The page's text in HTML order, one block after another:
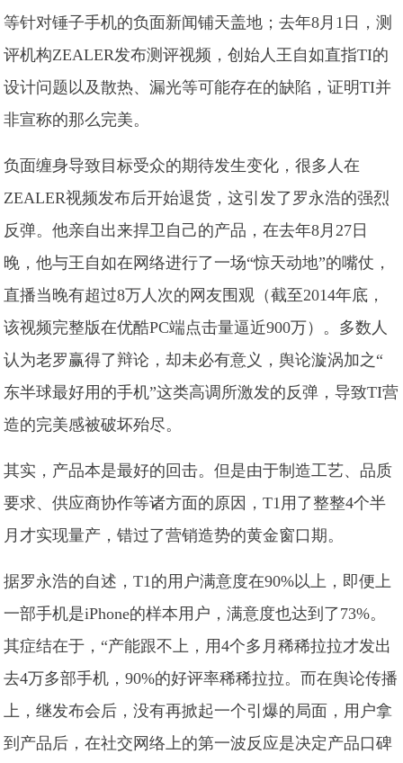
等针对锤子手机的负面新闻铺天盖地；去年8月1日，测
评机构ZEALER发布测评视频，创始人王自如直指TI的
设计问题以及散热、漏光等可能存在的缺陷，证明TI并
非宣称的那么完美。
负面缠身导致目标受众的期待发生变化，很多人在
ZEALER视频发布后开始退货，这引发了罗永浩的强烈
反弹。他亲自出来捍卫自己的产品，在去年8月27日
晚，他与王自如在网络进行了一场“惊天动地”的嘴仗，
直播当晚有超过8万人次的网友围观（截至2014年底，
该视频完整版在优酷PC端点击量逼近900万）。多数人
认为老罗赢得了辩论，却未必有意义，舆论漩涡加之“
东半球最好用的手机”这类高调所激发的反弹，导致TI营
造的完美感被破坏殆尽。
其实，产品本是最好的回击。但是由于制造工艺、品质
要求、供应商协作等诸方面的原因，T1用了整整4个半
月才实现量产，错过了营销造势的黄金窗口期。
据罗永浩的自述，T1的用户满意度在90%以上，即便上
一部手机是iPhone的样本用户，满意度也达到了73%。
其症结在于，“产能跟不上，用4个多月稀稀拉拉才发出
去4万多部手机，90%的好评率稀稀拉拉。而在舆论传播
上，继发布会后，没有再掀起一个引爆的局面，用户拿
到产品后，在社交网络上的第一波反应是决定产品口碑